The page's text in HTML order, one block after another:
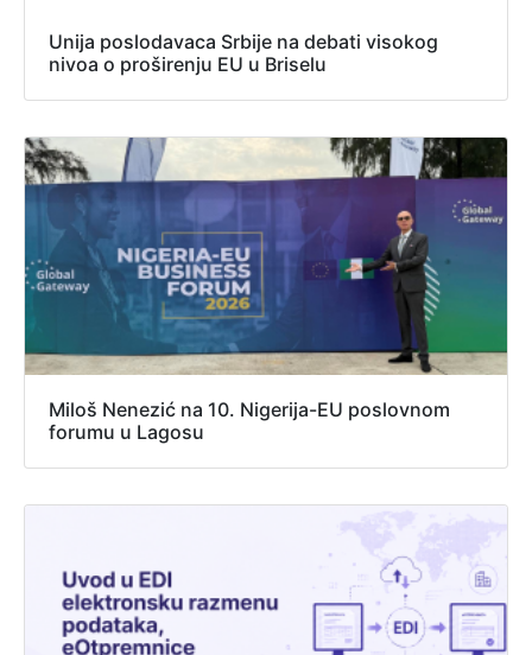
Unija poslodavaca Srbije na debati visokog
nivoa o proširenju EU u Briselu
Miloš Nenezić na 10. Nigerija-EU poslovnom
forumu u Lagosu